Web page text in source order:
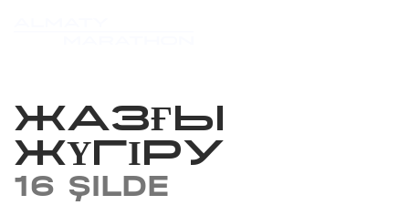
ЖАЗҒЫ
ЖҮГІРУ
16 ŞILDE